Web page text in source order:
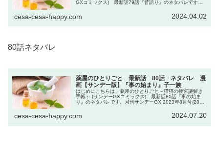
GXコミックス) 最新話79話『昔語り』のネタバレです。
cesa-cesa-happy.com 2024.04.02
80話ネタバレ
薬屋のひとりごと 最新話 80話 ネタバレ 漫
画【サンデー版】『事の始まり』子一族
はじめにこちらは、薬屋のひとりごと～猫猫の後宮謎解き
手帳～ (サンデーGXコミックス) 最新話80話『事の始ま
り』のネタバレです。月刊サンデーGX 2023年8月号(2023
cesa-cesa-happy.com 2024.07.20